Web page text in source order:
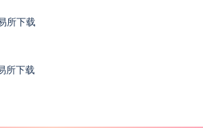
所下载
所下载